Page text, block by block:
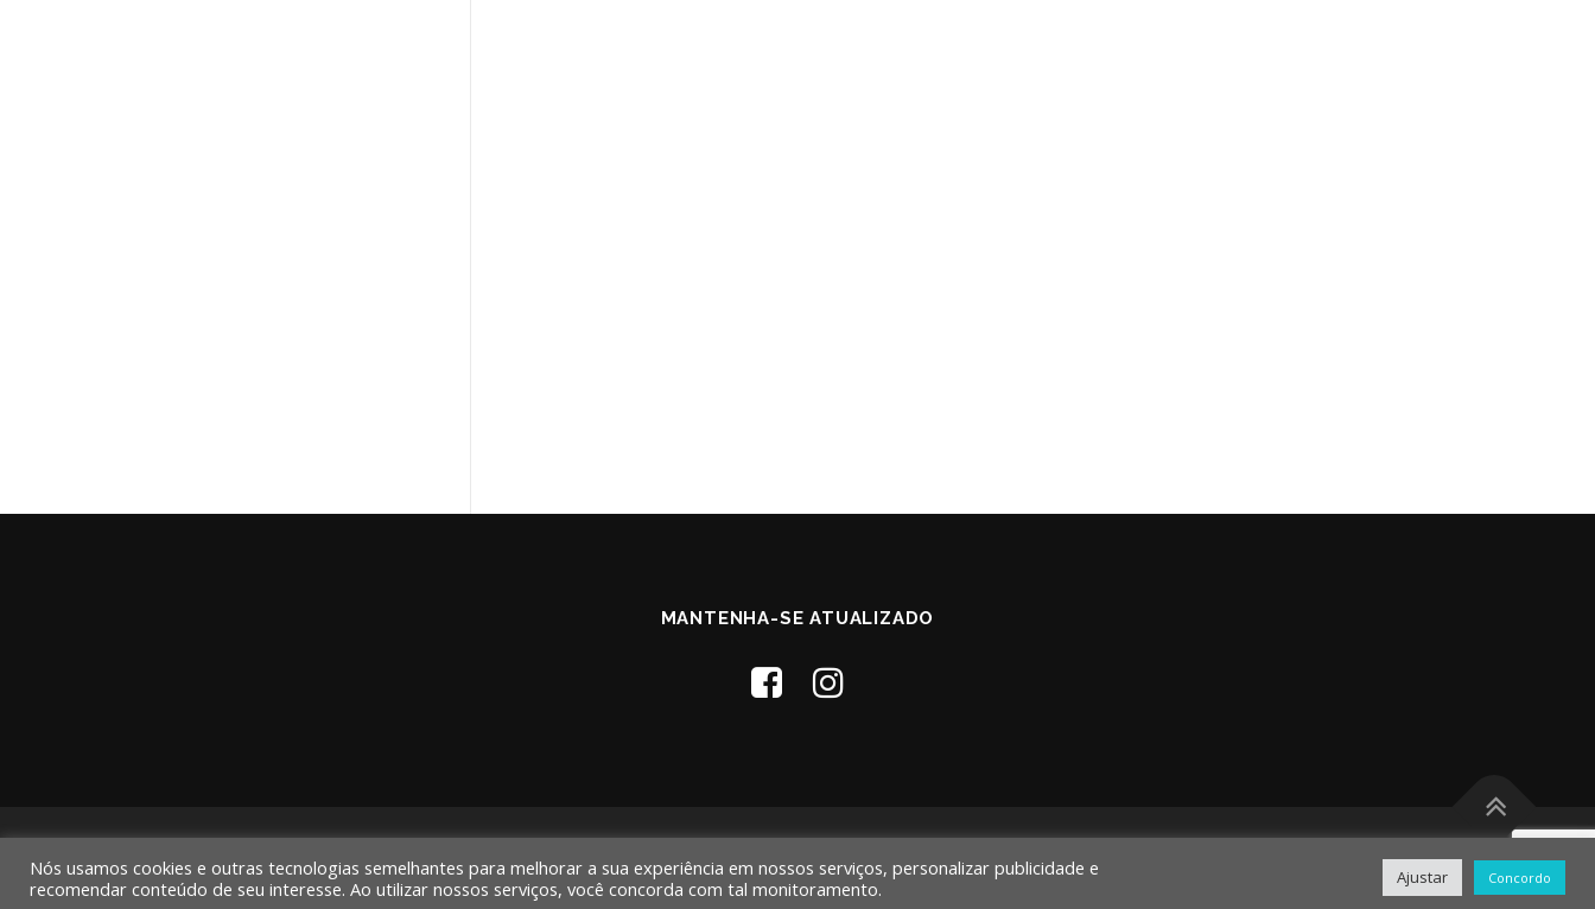
MANTENHA-SE ATUALIZADO
Copyright © 2026 Webframe–Temapor FameThemes
Nós usamos cookies e outras tecnologias semelhantes para melhorar a sua experiência em nossos serviços, personalizar publicidade e
recomendar conteúdo de seu interesse. Ao utilizar nossos serviços, você concorda com tal monitoramento.
Ajustar Concordo